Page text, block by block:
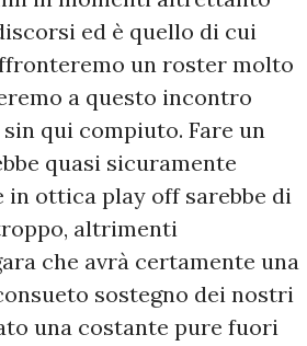
ed è quello di cui
un roster molto
a questo incontro
qui compiuto. Fare un
quasi sicuramente
ottica play off sarebbe di
altrimenti
che avrà certamente una
sostegno dei nostri
una costante pure fuori